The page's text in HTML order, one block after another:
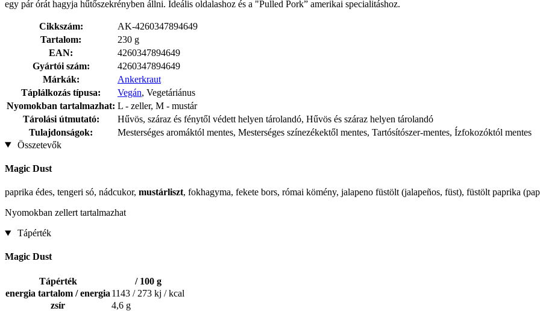
egy pár órát hagyja hűtőszekrényben állni. Ideális oldalashoz és a "Pulled Pork” amerikai specialitáshoz.
Cikkszám:
AK-4260347894649
Tartalom:
230 g
EAN:
4260347894649
Gyártói szám:
4260347894649
Márkák:
Ankerkraut
Táplálkozás típusa:
Vegán, Vegetáriánus
Nyomokban tartalmazhat: L - zeller, M - mustár
Tárolási útmutató:
Hűvös, száraz és fénytől védett helyen tárolandó, Hűvös és száraz helyen tárolandó
Tulajdonságok:
Mesterséges aromáktól mentes, Mesterséges színezékektől mentes, Tartósítószer-mentes, Ízfokozóktól mentes
Összetevők
Magic Dust
paprika édes, tengeri só, nádcukor, mustárliszt, fokhagyma, fekete bors, római kömény, jalapeno füstölt (jalapeños, füst), füstölt paprika
Nyomokban zellert tartalmazhat
Tápérték
Magic Dust
Tápérték
/ 100 g
energia tartalom / energia 1143 / 273 kj / kcal
zsír
4,6 g